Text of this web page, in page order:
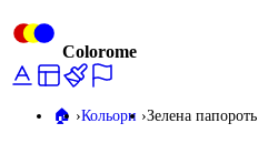
Colorome
🏠️ Кольори Зелена папороть